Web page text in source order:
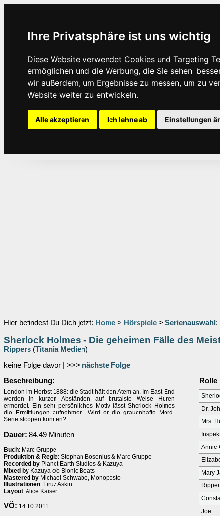
Ihre Privatsphäre ist uns wichtig
Diese Website verwendet Cookies und Targeting
ermöglichen und die Werbung, die Sie sehen,
wir außerdem, um Ergebnisse zu messen, um zu
Website weiter zu entwickeln.
Alle akzeptieren Ich lehne ab Einstellungen
Hier befindest Du Dich jetzt: Home > Hörspiele > Serienauswahl :
Sherlock Holmes - Die geheimen Fälle des
Rippers (Titania Medien)
keine Folge davor | >>> nächste Folge
Beschreibung:
London im Herbst 1888: die Stadt hält den Atem an. Im East-End
werden in kurzen Abständen auf brutalste Weise Huren
ermordet. Ein sehr persönliches Motiv lässt Sherlock Holmes
die Ermittlungen aufnehmen. Wird er die grauenhafte Mord-
Serie stoppen können?
Dauer: 84.49 Minuten
Buch: Marc Gruppe
Produktion & Regie: Stephan Bosenius & Marc Gruppe
Recorded by Planet Earth Studios & Kazuya
Mixed by Kazuya c/o Bionic Beats
Mastered by Michael Schwabe, Monoposto
Illustrationen: Firuz Askin
Layout: Alice Kaiser
VÖ: 14.10.2011
Rolle
Dr.
Mrs.
Annie
Mary
Ripper
Joe